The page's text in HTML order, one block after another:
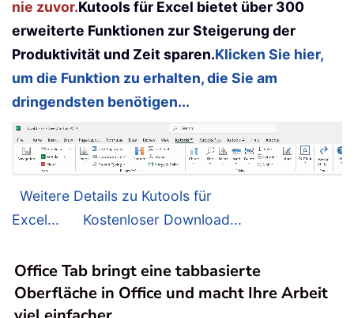
nie zuvor.Kutools für Excel bietet über 300
erweiterte Funktionen zur Steigerung der
Produktivität und Zeit sparen.Klicken Sie hier,
um die Funktion zu erhalten, die Sie am
dringendsten benötigen...
Weitere Details zu Kutools für
Excel...
Kostenloser Download...
Office Tab bringt eine tabbasierte
Oberfläche in Office und macht Ihre Arbeit